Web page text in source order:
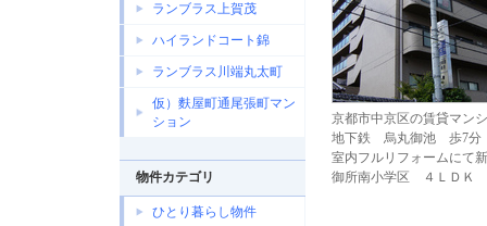
京都市中京区の賃貸マン
地下鉄 烏丸御池 歩7分
室内フルリフォームにて
御所南小学区 ４ＬＤＫ
ランブラス上賀茂
ハイランドコート錦
ランブラス川端丸太町
仮）麩屋町通尾張町マン
ション
物件カテゴリ
ひとり暮らし物件